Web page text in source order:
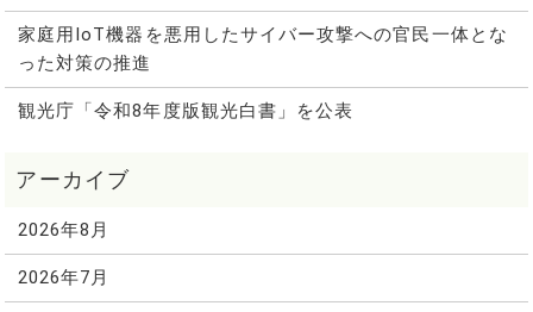
家庭用IoT機器を悪用したサイバー攻撃への官民一体とな
った対策の推進
観光庁「令和8年度版観光白書」を公表
2026年8月
2026年7月